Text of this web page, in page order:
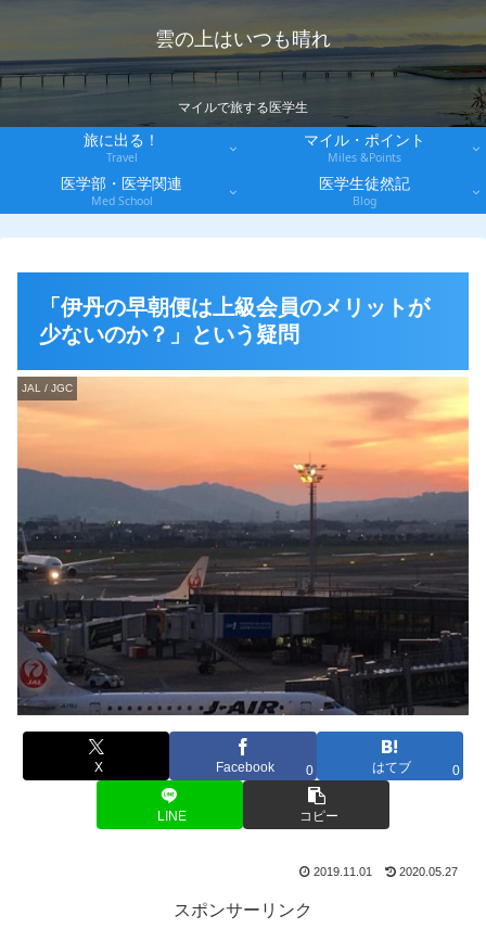
雲の上はいつも晴れ
マイルで旅する医学生
旅に出る！
Travel
マイル・ポイント
Miles &Points
医学部・医学関連
Med School
医学生徒然記
Blog
「伊丹の早朝便は上級会員のメリットが
少ないのか？」という疑問
JAL / JGC
X Facebook 0 はてブ 0
LINE コピー
2019.11.01 2020.05.27
スポンサーリンク